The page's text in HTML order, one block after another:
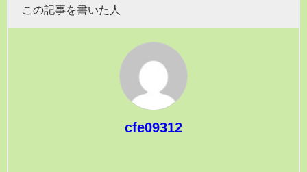
この記事を書いた人
cfe09312